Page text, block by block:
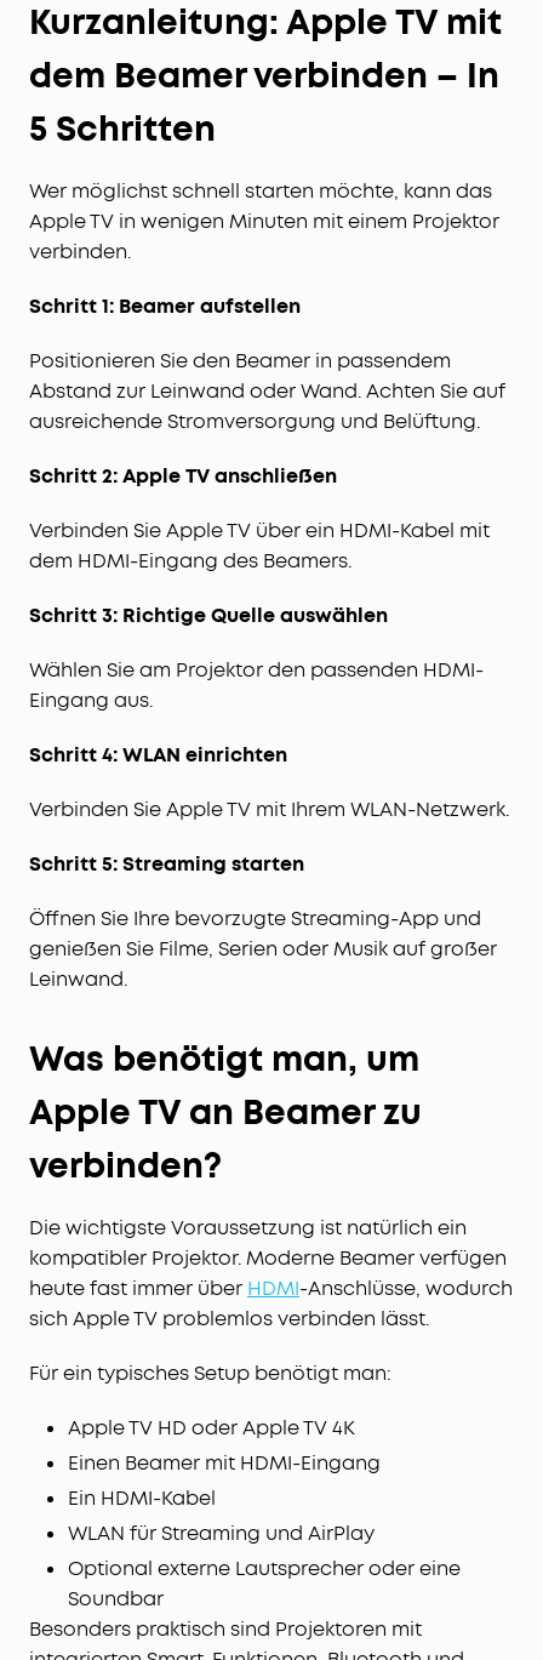
Kurzanleitung: Apple TV mit
dem Beamer verbinden – In
5 Schritten
Wer möglichst schnell starten möchte, kann das
Apple TV in wenigen Minuten mit einem Projektor
verbinden.
Schritt 1: Beamer aufstellen
Positionieren Sie den Beamer in passendem
Abstand zur Leinwand oder Wand. Achten Sie auf
ausreichende Stromversorgung und Belüftung.
Schritt 2: Apple TV anschließen
Verbinden Sie Apple TV über ein HDMI-Kabel mit
dem HDMI-Eingang des Beamers.
Schritt 3: Richtige Quelle auswählen
Wählen Sie am Projektor den passenden HDMI-
Eingang aus.
Schritt 4: WLAN einrichten
Verbinden Sie Apple TV mit Ihrem WLAN-Netzwerk.
Schritt 5: Streaming starten
Öffnen Sie Ihre bevorzugte Streaming-App und
genießen Sie Filme, Serien oder Musik auf großer
Leinwand.
Was benötigt man, um
Apple TV an Beamer zu
verbinden?
Die wichtigste Voraussetzung ist natürlich ein
kompatibler Projektor. Moderne Beamer verfügen
heute fast immer über HDMI-Anschlüsse, wodurch
sich Apple TV problemlos verbinden lässt.
Für ein typisches Setup benötigt man:
Apple TV HD oder Apple TV 4K
Einen Beamer mit HDMI-Eingang
Ein HDMI-Kabel
WLAN für Streaming und AirPlay
Optional externe Lautsprecher oder eine
Soundbar
Besonders praktisch sind Projektoren mit